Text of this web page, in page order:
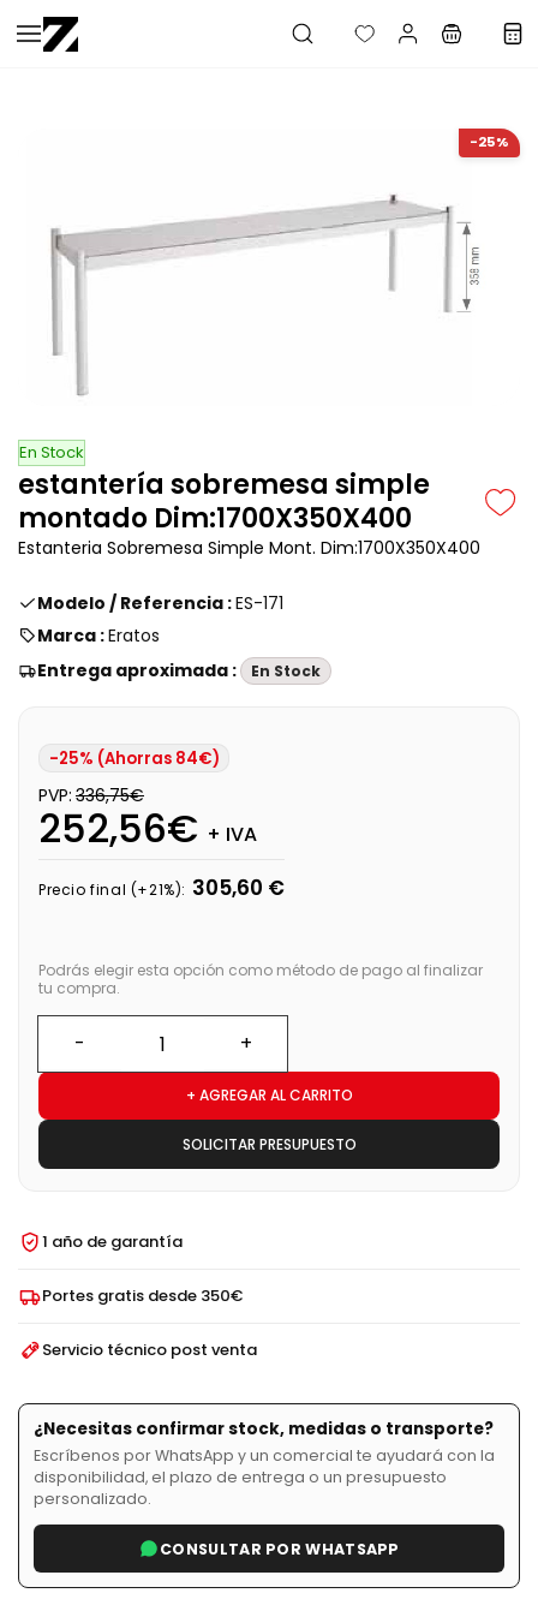
Saltar al
contenido
-25%
En Stock
estantería sobremesa simple
montado Dim:1700X350X400
Estanteria Sobremesa Simple Mont. Dim:1700X350X400
Modelo / Referencia :ES-171
Marca :Eratos
Entrega aproximada :
En Stock
-25% (Ahorras 84€)
PVP: 336,75€
252,56€ + IVA
Precio final (+21%): 305,60 €
Podrás elegir esta opción como método de pago al finalizar
tu compra.
+ AGREGAR AL CARRITO
SOLICITAR PRESUPUESTO
1 año de garantía
Portes gratis desde 350€
Servicio técnico post venta
¿Necesitas confirmar stock, medidas o transporte?
Escríbenos por WhatsApp y un comercial te ayudará con la
disponibilidad, el plazo de entrega o un presupuesto
personalizado.
CONSULTAR POR WHATSAPP